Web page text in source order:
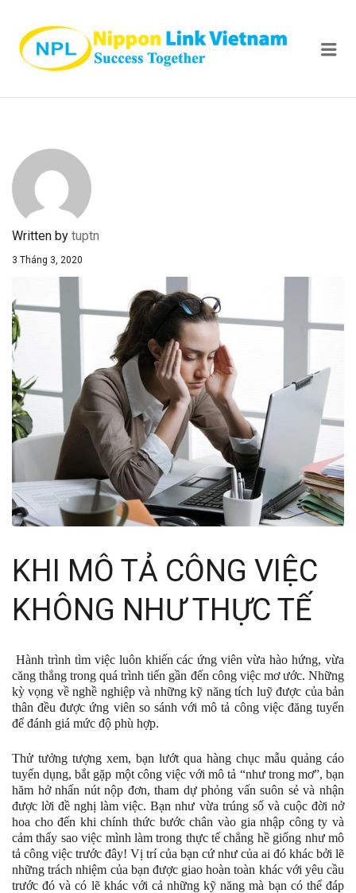
Written by tuptn
3 Tháng 3, 2020
KHI MÔ TẢ CÔNG VIỆC
KHÔNG NHƯ THỰC TẾ
Hành trình tìm việc luôn khiến các ứng viên vừa hào hứng, vừa
căng thẳng trong quá trình tiến gần đến công việc mơ ước. Những
kỳ vọng về nghề nghiệp và những kỹ năng tích luỹ được của bản
thân đều được ứng viên so sánh với mô tả công việc đăng tuyển
để đánh giá mức độ phù hợp.
Thử tưởng tượng xem, bạn lướt qua hàng chục mẫu quảng cáo
tuyển dụng, bắt gặp một công việc với mô tả “như trong mơ”, bạn
hăm hở nhấn nút nộp đơn, tham dự phỏng vấn suôn sẻ và nhận
được lời đề nghị làm việc. Bạn như vừa trúng số và cuộc đời nở
hoa cho đến khi chính thức bước chân vào gia nhập công ty và
cảm thấy sao việc mình làm trong thực tế chẳng hề giống như mô
tả công việc trước đây! Vị trí của bạn cứ như của ai đó khác bởi lẽ
những trách nhiệm của bạn được giao hoàn toàn khác với yêu cầu
trước đó và có lẽ khác với cả những kỹ năng mà bạn có thể đáp